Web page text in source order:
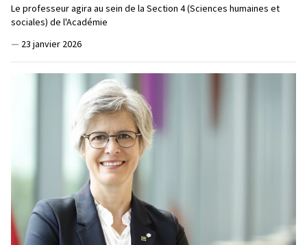
Le professeur agira au sein de la Section 4 (Sciences humaines et
sociales) de l'Académie
— 23 janvier 2026